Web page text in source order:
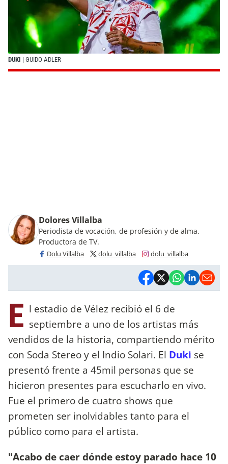
DUKI | GUIDO ADLER
Dolores Villalba
Periodista de vocación, de profesión y de alma.
Productora de TV.
Dolu Villalba dolu_villalba dolu_villalba
E l estadio de Vélez recibió el 6 de
septiembre a uno de los artistas más
vendidos de la historia, compartiendo mérito
con Soda Stereo y el Indio Solari. El Duki se
presentó frente a 45mil personas que se
hicieron presentes para escucharlo en vivo.
Fue el primero de cuatro shows que
prometen ser inolvidables tanto para el
público como para el artista.
"Acabo de caer dónde estoy parado hace 10